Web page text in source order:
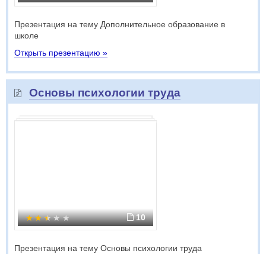
Презентация на тему Дополнительное образование в
школе
Открыть презентацию »
Основы психологии труда
10
Презентация на тему Основы психологии труда